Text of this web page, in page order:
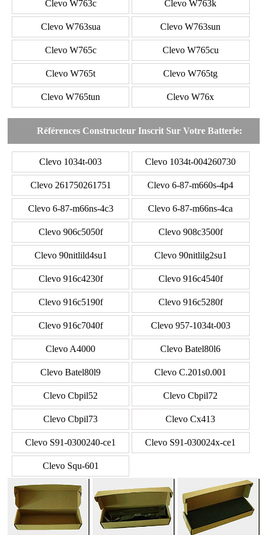
Clevo W763c Clevo W763k
Clevo W763sua Clevo W763sun
Clevo W765c Clevo W765cu
Clevo W765t Clevo W765tg
Clevo W765tun Clevo W76x
Références Constructeur Inscrit Sur Votre Batterie:
Clevo 1034t-003 Clevo 1034t-004260730
Clevo 261750261751 Clevo 6-87-m660s-4p4
Clevo 6-87-m66ns-4c3 Clevo 6-87-m66ns-4ca
Clevo 906c5050f Clevo 908c3500f
Clevo 90nitlild4su1 Clevo 90nitlilg2su1
Clevo 916c4230f Clevo 916c4540f
Clevo 916c5190f Clevo 916c5280f
Clevo 916c7040f Clevo 957-1034t-003
Clevo A4000 Clevo Batel80l6
Clevo Batel80l9 Clevo C.201s0.001
Clevo Cbpil52 Clevo Cbpil72
Clevo Cbpil73 Clevo Cx413
Clevo S91-0300240-ce1 Clevo S91-030024x-ce1
Clevo Squ-601